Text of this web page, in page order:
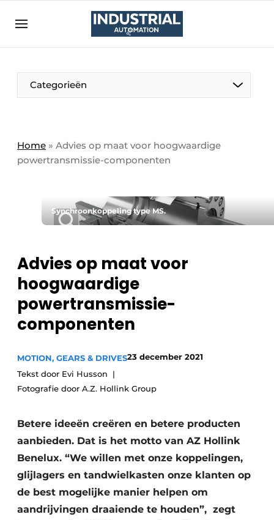
Aanmelden
Bedrijven
Bedrijven
Direct contact
Eigen content aanleveren
Meest gelezen
Podcasts
Privacy / Cookie statement
Vacature aanmelden
Vacatures
Categorieën
Home » Advies op maat voor hoogwaardige
powertransmissie-componenten
Synchroonkoppeling type MS.
Advies op maat voor
hoogwaardige
powertransmissie-
componenten
MOTION, GEARS & DRIVES23 december 2021
Tekst door Evi Husson
Fotografie door A.Z. Hollink Group​
Betere ideeën creëren en betere producten
aanbieden. Dat is het motto van AZ Hollink
Benelux. “We willen met onze koppelingen,
glijlagers en tandwielkasten onze klanten op
de best mogelijke manier helpen om
aandrijvingen draaiende te houden”, zegt